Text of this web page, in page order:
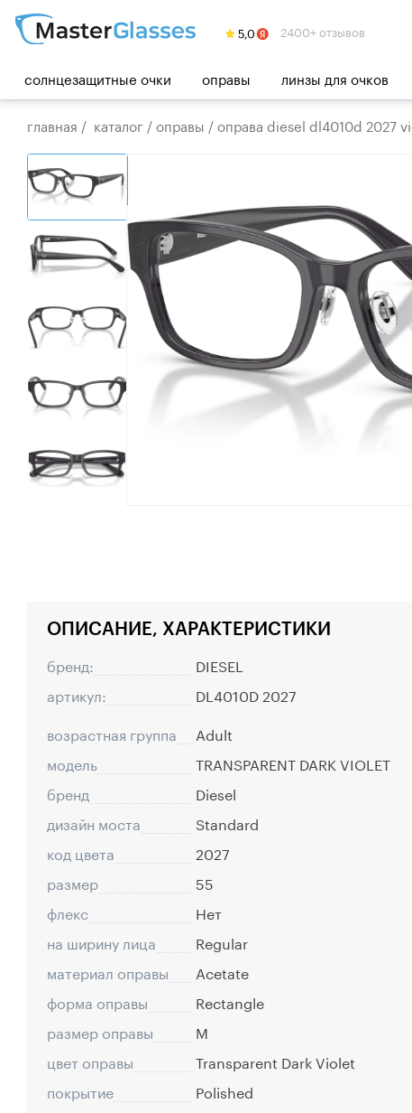
2400+ отзывов
солнцезащитные очки оправы линзы для очков
главная / каталог /оправы /оправа diesel dl4010d 2027
ОПИСАНИЕ, ХАРАКТЕРИСТИКИ
бренд:
DIESEL
артикул:
DL4010D 2027
возрастная группа
Adult
модель
TRANSPARENT DARK VIOLET
бренд
Diesel
дизайн моста
Standard
код цвета
2027
размер
55
флекс
Нет
на ширину лица
Regular
материал оправы
Acetate
форма оправы
Rectangle
размер оправы
M
цвет оправы
Transparent Dark Violet
покрытие
Polished